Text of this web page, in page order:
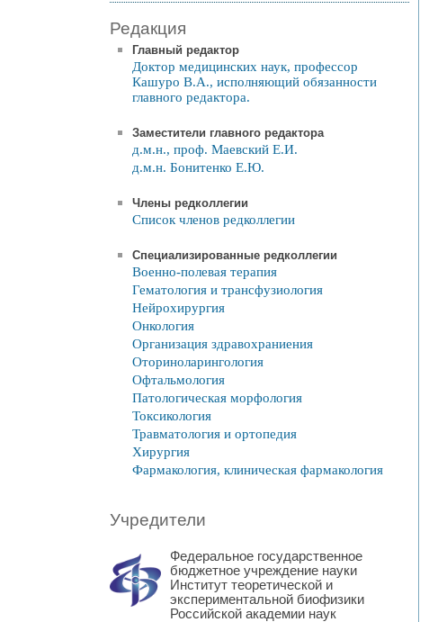
Редакция
Главный редактор
Доктор медицинских наук, профессор
Кашуро В.А., исполняющий обязанности
главного редактора.
Заместители главного редактора
д.м.н., проф. Маевский Е.И.
д.м.н. Бонитенко Е.Ю.
Члены редколлегии
Список членов редколлегии
Специализированные редколлегии
Военно-полевая терапия
Гематология и трансфузиология
Нейрохирургия
Онкология
Организация здравохраниения
Оториноларингология
Офтальмология
Патологическая морфология
Токсикология
Травматология и ортопедия
Хирургия
Фармакология, клиническая фармакология
Учредители
Федеральное государственное
бюджетное учреждение науки
Институт теоретической и
экспериментальной биофизики
Российской академии наук